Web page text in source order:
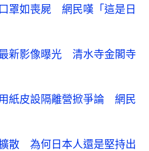
罩如喪屍 網民嘆「這是日
最新影像曝光 清水寺金閣寺
用紙皮設隔離營掀爭論 網民
擴散 為何日本人還是堅持出